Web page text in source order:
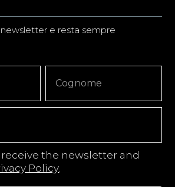
newsletter e resta sempre
the newsletter and
Policy.